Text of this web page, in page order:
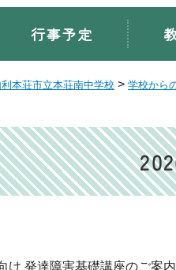
行事予定
利本荘市立本荘南中学校 > 学校から
け 発達障害基礎講座のご案内